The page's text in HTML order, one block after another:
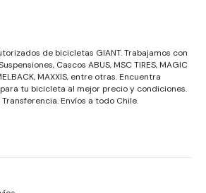
de bicicletas GIANT. Trabajamos con
Cascos ABUS, MSC TIRES, MAGIC
MAXXIS, entre otras. Encuentra
tu bicicleta al mejor precio y condiciones.
Envíos a todo Chile.